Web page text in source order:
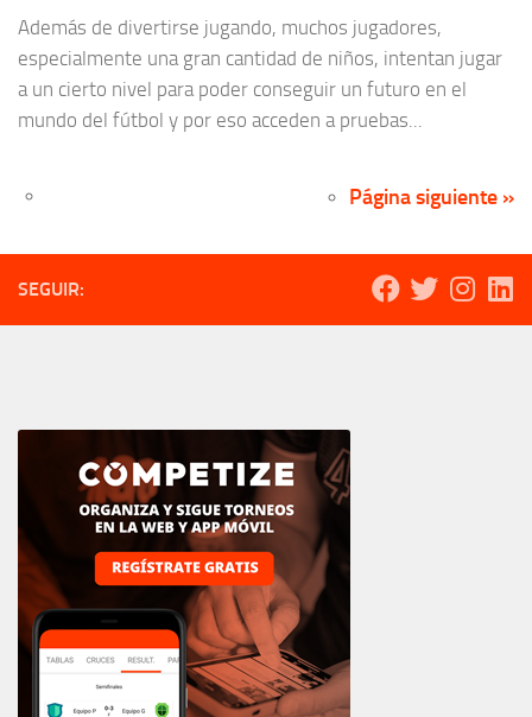
Además de divertirse jugando, muchos jugadores,
especialmente una gran cantidad de niños, intentan jugar
a un cierto nivel para poder conseguir un futuro en el
mundo del fútbol y por eso acceden a pruebas...
Página siguiente »
SEGUIR: